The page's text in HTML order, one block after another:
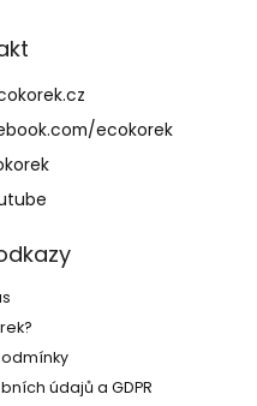
ecokorek
údajů a GDPR